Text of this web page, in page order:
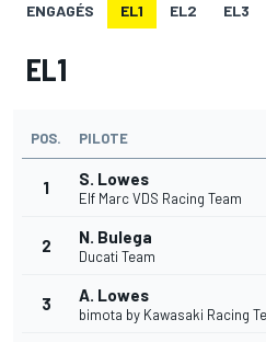
ENGAGÉS EL1 EL2 EL3
EL1
POS. PILOTE
1 S. Lowes
Elf Marc VDS Racing Team
2 N. Bulega
Ducati Team
3 A. Lowes
bimota by Kawasaki Racing